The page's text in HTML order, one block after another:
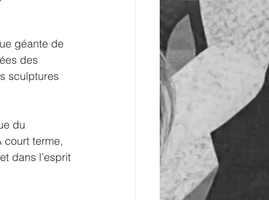
géante de
des
sculptures
du
court terme,
dans l’esprit